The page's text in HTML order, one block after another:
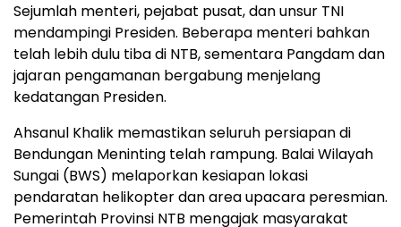
Sejumlah menteri, pejabat pusat, dan unsur TNI
mendampingi Presiden. Beberapa menteri bahkan
telah lebih dulu tiba di NTB, sementara Pangdam dan
jajaran pengamanan bergabung menjelang
kedatangan Presiden.
Ahsanul Khalik memastikan seluruh persiapan di
Bendungan Meninting telah rampung. Balai Wilayah
Sungai (BWS) melaporkan kesiapan lokasi
pendaratan helikopter dan area upacara peresmian.
Pemerintah Provinsi NTB mengajak masyarakat